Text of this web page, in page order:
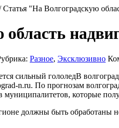
Статья "На Волгоградскую
Разное, Эксклюзивно
В
n.ru. По прогнозам
муниципалитетов, которые
должны быть